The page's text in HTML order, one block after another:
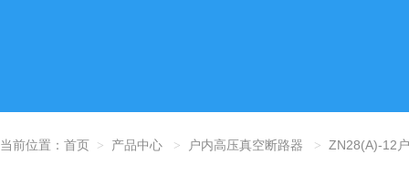
当前位置： 首页 > 产品中心 > 户内高压真空断路器 > ZN28(A)-12